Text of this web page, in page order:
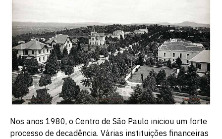
Nos anos 1980, o Centro de São Paulo iniciou um forte
processo de decadência. Várias instituições financeiras